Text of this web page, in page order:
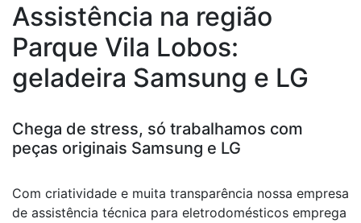
Assistência na região
Parque Vila Lobos:
geladeira Samsung e LG
Chega de stress, só trabalhamos com
peças originais Samsung e LG
Com criatividade e muita transparência nossa empresa
de assistência técnica para eletrodomésticos emprega